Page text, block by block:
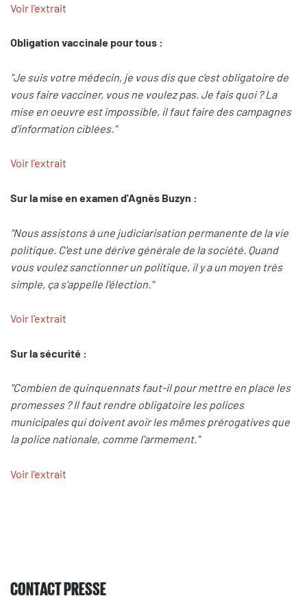
Voir l'extrait
Obligation vaccinale pour tous :
"Je suis votre médecin, je vous dis que c’est obligatoire de
vous faire vacciner, vous ne voulez pas. Je fais quoi ? La
mise en oeuvre est impossible, il faut faire des campagnes
d'information ciblées."
Voir l'extrait
Sur la mise en examen d'Agnès Buzyn :
"Nous assistons à une judiciarisation permanente de la vie
politique. C'est une dérive générale de la société. Quand
vous voulez sanctionner un politique, il y a un moyen très
simple, ça s'appelle l'élection."
Voir l'extrait
Sur la sécurité :
"Combien de quinquennats faut-il pour mettre en place les
promesses ? Il faut rendre obligatoire les polices
municipales qui doivent avoir les mêmes prérogatives que
la police nationale, comme l'armement."
Voir l'extrait
CONTACT PRESSE